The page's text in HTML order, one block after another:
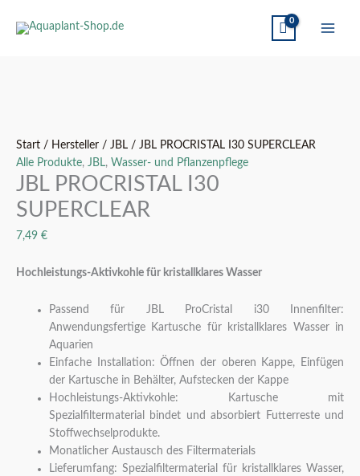
Start / Hersteller / JBL / JBL PROCRISTAL I30 SUPERCLEAR
Alle Produkte, JBL, Wasser- und Pflanzenpflege
JBL PROCRISTAL I30
SUPERCLEAR
7,49 €
Hochleistungs-Aktivkohle für kristallklares Wasser
Passend für JBL ProCristal i30 Innenfilter:
Anwendungsfertige Kartusche für kristallklares Wasser in
Aquarien
Einfache Installation: Öffnen der oberen Kappe, Einfügen
der Kartusche in Behälter, Aufstecken der Kappe
Hochleistungs-Aktivkohle: Kartusche mit
Spezialfiltermaterial bindet und absorbiert Futterreste und
Stoffwechselprodukte.
Monatlicher Austausch des Filtermaterials
Lieferumfang: Spezialfiltermaterial für kristallklares Wasser,
I30
SUPERCLEAR
Menge
war:
13,95 €
ist:
12,99 €.